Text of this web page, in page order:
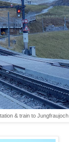
& train to Jungfraujoch